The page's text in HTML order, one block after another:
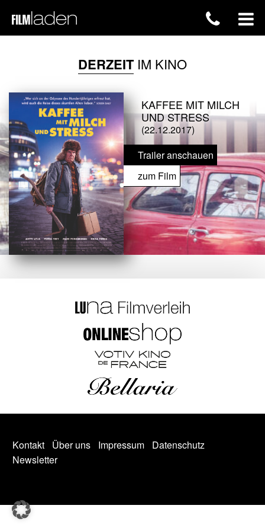
DERZEITIM KINO
KAFFEE MIT MILCH
UND STRESS
(22.12.2017)
Trailer anschauen
zum Film
Kontakt Über uns Impressum
Datenschutz
Newsletter